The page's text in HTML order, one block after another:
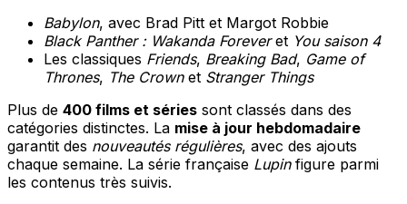
Babylon, avec Brad Pitt et Margot Robbie
Black Panther : Wakanda Foreveret You saison 4
Les classiques Friends, Breaking Bad, Game of
Thrones, The Crownet Stranger Things
Plus de 400 films et séries sont classés dans des
catégories distinctes. La mise à jour hebdomadaire
garantit des nouveautés régulières, avec des ajouts
chaque semaine. La série française Lupinfigure parmi
les contenus très suivis.